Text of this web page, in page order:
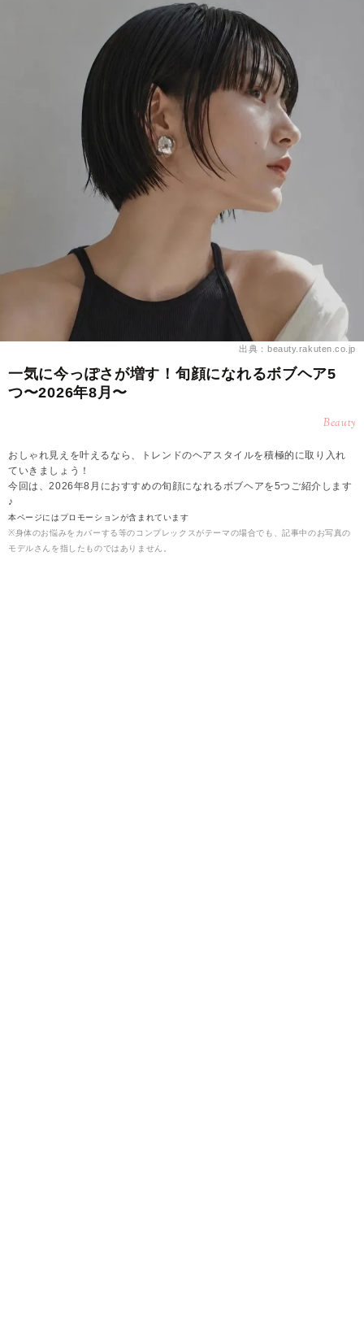
出典：beauty.rakuten.co.jp
一気に今っぽさが増す！旬顔になれるボブヘア5
つ〜2026年8月〜
Beauty
おしゃれ見えを叶えるなら、トレンドのヘアスタイルを積極的に取り入れ
ていきましょう！
今回は、2026年8月におすすめの旬顔になれるボブヘアを5つご紹介します
♪
本ページにはプロモーションが含まれています
※身体のお悩みをカバーする等のコンプレックスがテーマの場合でも、記事中のお写真の
モデルさんを指したものではありません。